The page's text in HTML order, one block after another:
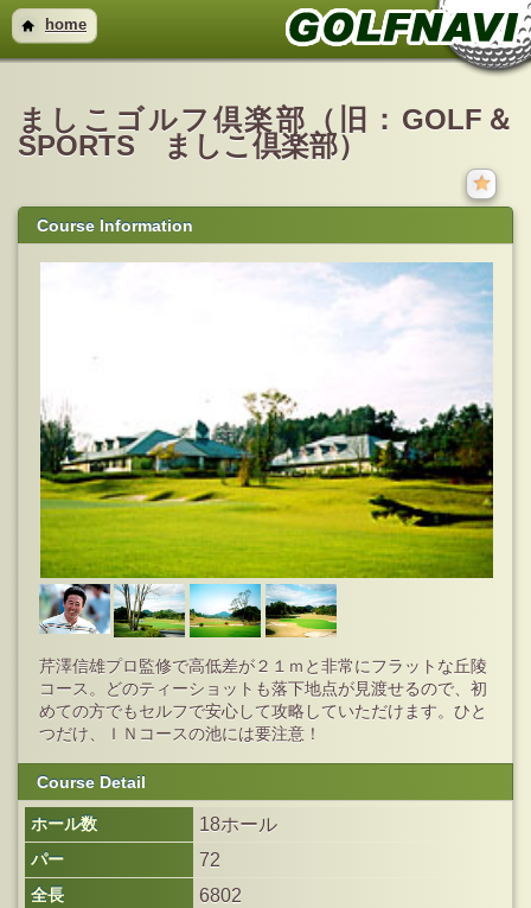
home
ましこゴルフ倶楽部（旧：GOLF＆
SPORTS ましこ倶楽部）
Course Information
芹澤信雄プロ監修で高低差が２１ｍと非常にフラットな丘陵
コース。どのティーショットも落下地点が見渡せるので、初
めての方でもセルフで安心して攻略していただけます。ひと
つだけ、ＩＮコースの池には要注意！
Course Detail
ホール数 18ホール
パー 72
全長 6802